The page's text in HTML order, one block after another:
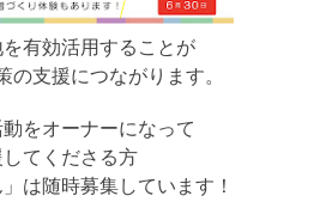
有効活用することが
の支援につながります。
をオーナーになって
してくださる方
」は随時募集しています！